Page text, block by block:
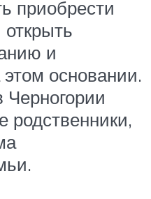
приобрести
и
основании.
родственники,